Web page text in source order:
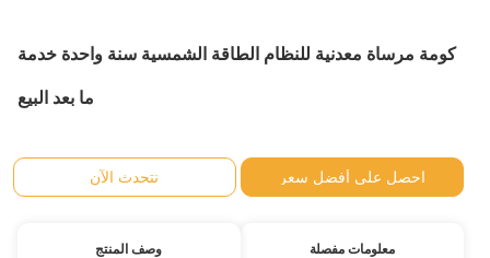
كومة مرساة معدنية للنظام الطاقة الشمسية سنة واحدة خدمة
ما بعد البيع
احصل على أفضل سعر نتحدث الآن
معلومات مفصلة وصف المنتج